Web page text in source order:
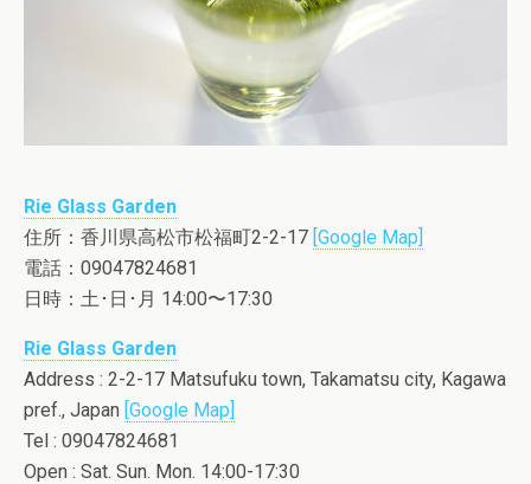
Rie Glass Garden
住所：香川県高松市松福町2-2-17 [Google Map]
電話：09047824681
日時：土･日･月 14:00〜17:30
Rie Glass Garden
Address : 2-2-17 Matsufuku town, Takamatsu city, Kagawa
pref., Japan [Google Map]
Tel : 09047824681
Open : Sat. Sun. Mon. 14:00-17:30